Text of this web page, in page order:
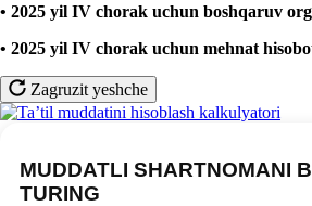
• 2025 yil IV chorak uchun boshqaruv
• 2025 yil IV chorak uchun mehnat
Zagruzit yeshche
MUDDATLI SHARTNOMANI
TURING